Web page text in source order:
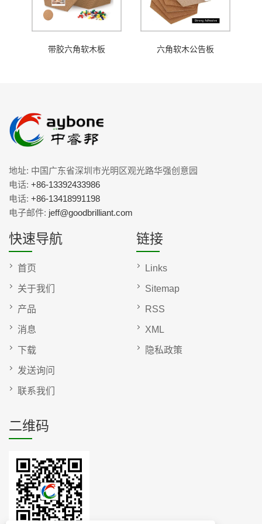
带胶六角软木板 六角软木公告板
地址: 中国广东省深圳市光明区观光路华强创意园
电话: +86-13392433986
电话: +86-13418991198
电子邮件: jeff@goodbrilliant.com
快速导航
首页
关于我们
产品
消息
下载
发送询问
联系我们
链接
Links
Sitemap
RSS
XML
隐私政策
二维码